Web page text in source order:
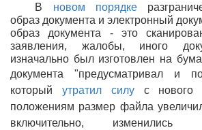
В новом порядке
образ документа и электронный
образ документа - это
заявления, жалобы, иного
изначально был изготовлен на
документа
предусматривал и
который утратил силус нового
положениям размер файла
включительно,